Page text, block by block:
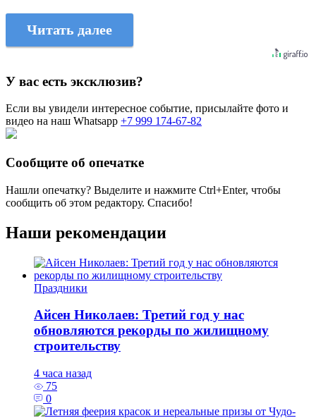
Читать далее
У вас есть эксклюзив?
Если вы увидели интересное событие, присылайте фото и
видео на наш Whatsapp +7 999 174-67-82
Сообщите об опечатке
Нашли опечатку? Выделите и нажмите Ctrl+Enter, чтобы
сообщить об этом редактору. Спасибо!
Наши рекомендации
Праздники
Айсен Николаев: Третий год у нас
обновляются рекорды по жилищному
строительству
4 часа назад
75
0